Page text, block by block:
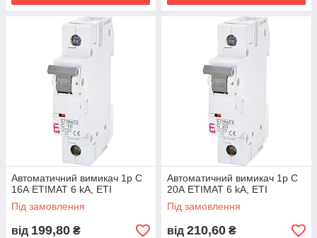
Автоматичний вимикач 1p C
16А ETIMAT 6 kA, ETI
Під замовлення
від 199,80 ₴
Автоматичний вимикач 1p C
20А ETIMAT 6 kA, ETI
Під замовлення
від 210,60 ₴